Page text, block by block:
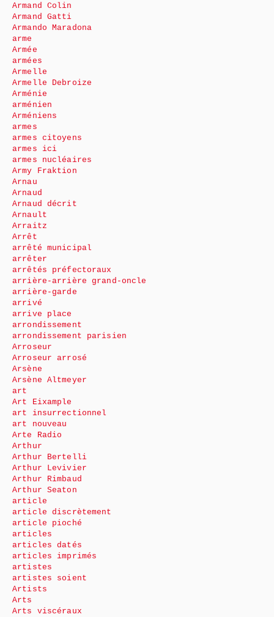
Armand Colin
Armand Gatti
Armando Maradona
arme
Armée
armées
Armelle
Armelle Debroize
Arménie
arménien
Arméniens
armes
armes citoyens
armes ici
armes nucléaires
Army Fraktion
Arnau
Arnaud
Arnaud décrit
Arnault
Arraitz
Arrêt
arrêté municipal
arrêter
arrêtés préfectoraux
arrière-arrière grand-oncle
arrière-garde
arrivé
arrive place
arrondissement
arrondissement parisien
Arroseur
Arroseur arrosé
Arsène
Arsène Altmeyer
art
Art Eixample
art insurrectionnel
art nouveau
Arte Radio
Arthur
Arthur Bertelli
Arthur Levivier
Arthur Rimbaud
Arthur Seaton
article
article discrètement
article pioché
articles
articles datés
articles imprimés
artistes
artistes soient
Artists
Arts
Arts viscéraux